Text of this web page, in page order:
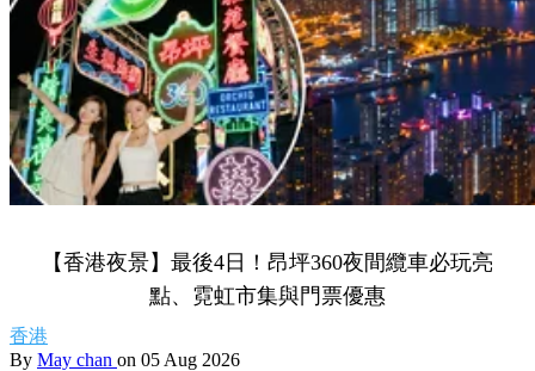
【香港夜景】最後4日！昂坪360夜間纜車必玩亮
點、霓虹市集與門票優惠
香港
By May chan on 05 Aug 2026